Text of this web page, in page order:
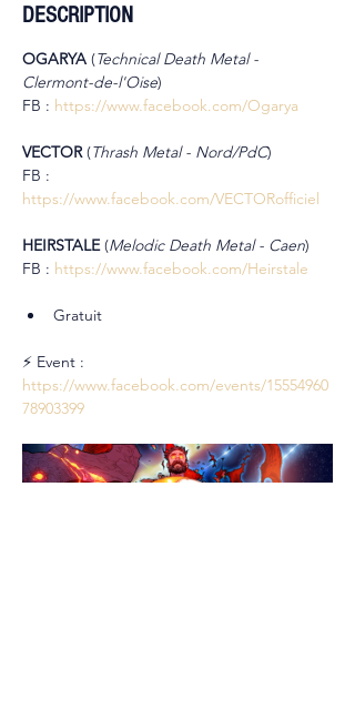
DESCRIPTION
OGARYA (Technical Death Metal -
Clermont-de-l'Oise)
FB : https://www.facebook.com/Ogarya
VECTOR (Thrash Metal - Nord/PdC)
FB :
https://www.facebook.com/VECTORofficiel
HEIRSTALE (Melodic Death Metal - Caen)
FB : https://www.facebook.com/Heirstale
Gratuit
⚡ Event :
https://www.facebook.com/events/15554960
78903399